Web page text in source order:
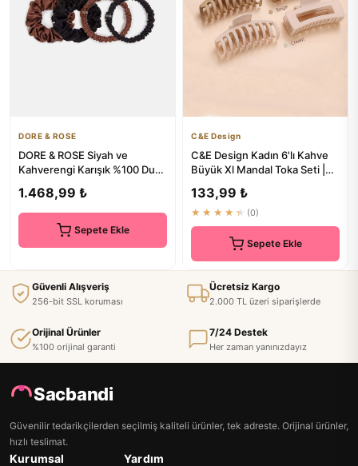
DORE & ROSE
DORE & ROSE Siyah ve
Kahverengi Karışık %100 Dut
1.468,99 ₺
Sepete Ekle
C&E Design
C&E Design Kadın 6'lı Kahve
Büyük Xl Mandal Toka Seti |
133,99 ₺
★★★★★ (0)
Sepete Ekle
Güvenli Alışveriş
256-bit SSL koruması
Ücretsiz Kargo
2.000 TL üzeri siparişlerde
Orijinal Ürünler
%100 orijinal garanti
7/24 Destek
Her zaman yanınızdayız
Sacbandi
Güvenilir tedarikçilerden seçilmiş kaliteli ürünler, tek adreste. Orijinal ürünler,
hızlı teslimat.
Kurumsal Yardım